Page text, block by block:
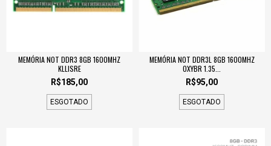
MEMÓRIA NOT DDR3 8GB 1600MHZ
KLLISRE
R$185,00
ESGOTADO
MEMÓRIA NOT DDR3L 8GB 1600MHZ
OXYBR 1.35...
R$95,00
ESGOTADO